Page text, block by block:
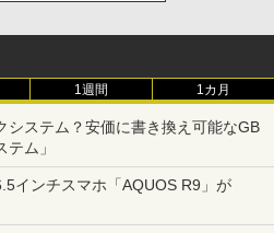
1週間 1カ月
システム？安価に書き換え可能なGB
ム」
インチスマホ「AQUOS R9」が